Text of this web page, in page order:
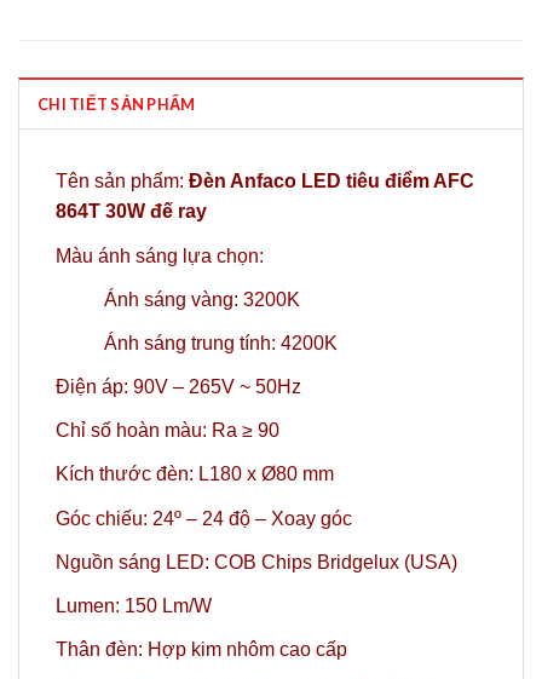
CHI TIẾT SẢN PHẨM
Tên sản phẩm: Đèn Anfaco LED tiêu điểm AFC
864T 30W đế ray
Màu ánh sáng lựa chọn:
Ánh sáng vàng: 3200K
Ánh sáng trung tính: 4200K
Điện áp: 90V – 265V ~ 50Hz
Chỉ số hoàn màu: Ra ≥ 90
Kích thước đèn: L180 x Ø80 mm
Góc chiếu: 24º – 24 độ – Xoay góc
Nguồn sáng LED: COB Chips Bridgelux (USA)
Lumen: 150 Lm/W
Thân đèn: Hợp kim nhôm cao cấp